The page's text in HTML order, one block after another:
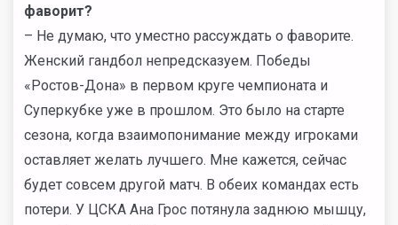
фаворит?
– Не думаю, что уместно рассуждать о фаворите.
Женский гандбол непредсказуем. Победы
«Ростов-Дона» в первом круге чемпионата и
Суперкубке уже в прошлом. Это было на старте
сезона, когда взаимопонимание между игроками
оставляет желать лучшего. Мне кажется, сейчас
будет совсем другой матч. В обеих командах есть
потери. У ЦСКА Ана Грос потянула заднюю мышцу,